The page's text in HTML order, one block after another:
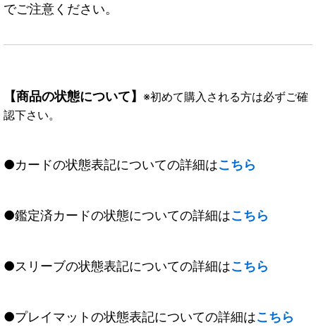
でご注意ください。
【商品の状態について】 ※初めて購入される方は必ずご確
認下さい。
●カードの状態表記についての詳細はこちら
●鑑定済カードの状態についての詳細はこちら
●スリーブの状態表記についての詳細はこちら
●プレイマットの状態表記についての詳細はこちら